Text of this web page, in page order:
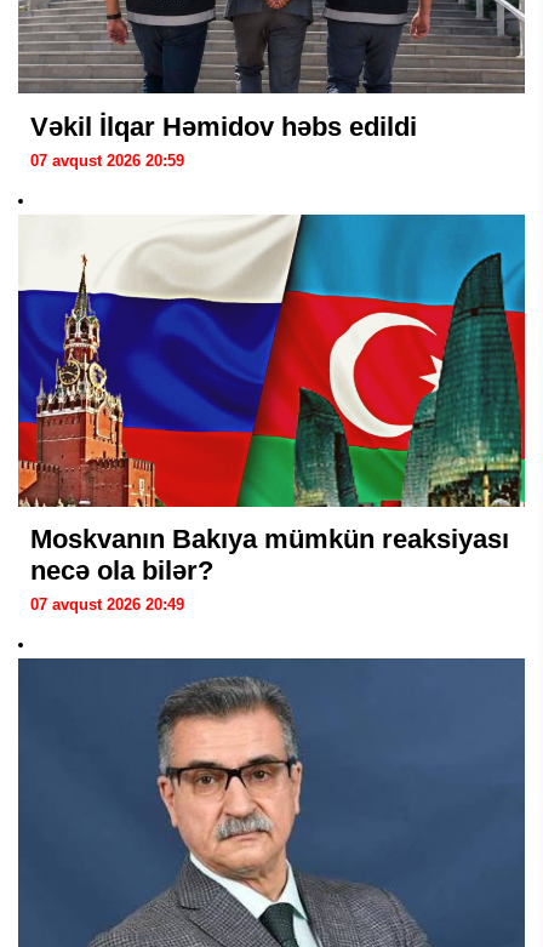
Vəkil İlqar Həmidov həbs edildi
07 avqust 2026 20:59
Moskvanın Bakıya mümkün reaksiyası
necə ola bilər?
07 avqust 2026 20:49